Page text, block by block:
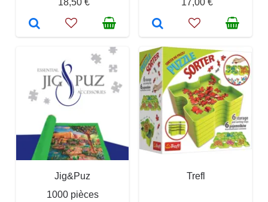
18,50 €
17,00 €
Jig&Puz
1000 pièces
Trefl